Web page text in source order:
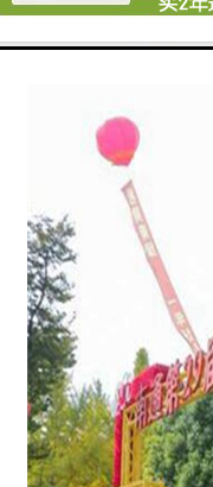
场需求的不断扩大，一批有眼光